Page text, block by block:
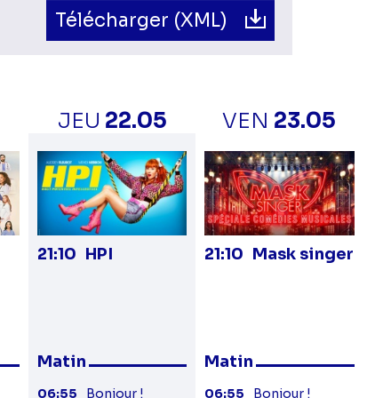
Télécharger (XML)
JEU 22.05
21:10 HPI
Matin
06:55 Bonjour !
VEN 23.05
21:10 Mask singer
Matin
06:55 Bonjour !